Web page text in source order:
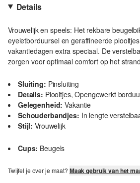
Details
Vrouwelijk en speels: Het rekbare
eyeletborduursel en geraffineerde
vakantiedagen extra speciaal. De
zorgen voor optimaal comfort op het
Sluiting: Pinsluiting
Details: Plooitjes, Opengewerkt
Gelegenheid: Vakantie
Schouderbandjes: In lengte
Stijl: Vrouwelijk
Cups: Beugels
Twijfel je over je maat? Maak gebruik van het